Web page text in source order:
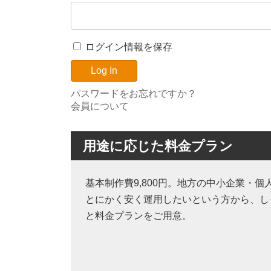
ログイン情報を保存
パスワードをお忘れですか？
会員について
用途に応じた料金プラン
基本制作費9,800円。地方の中小企業・個
とにかく安く運用したいという方から、
と料金プランをご用意。